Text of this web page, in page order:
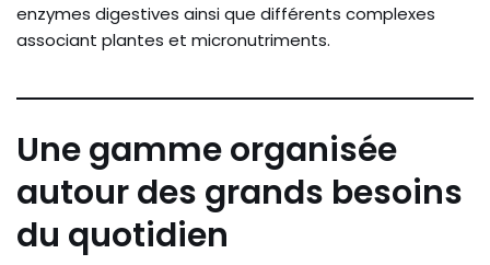
enzymes digestives ainsi que différents complexes
associant plantes et micronutriments.
Une gamme organisée
autour des grands besoins
du quotidien